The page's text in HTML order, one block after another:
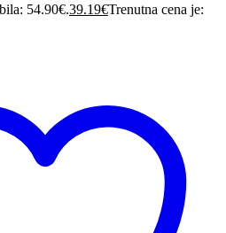
54.90€.39.19€Trenutna cena je: